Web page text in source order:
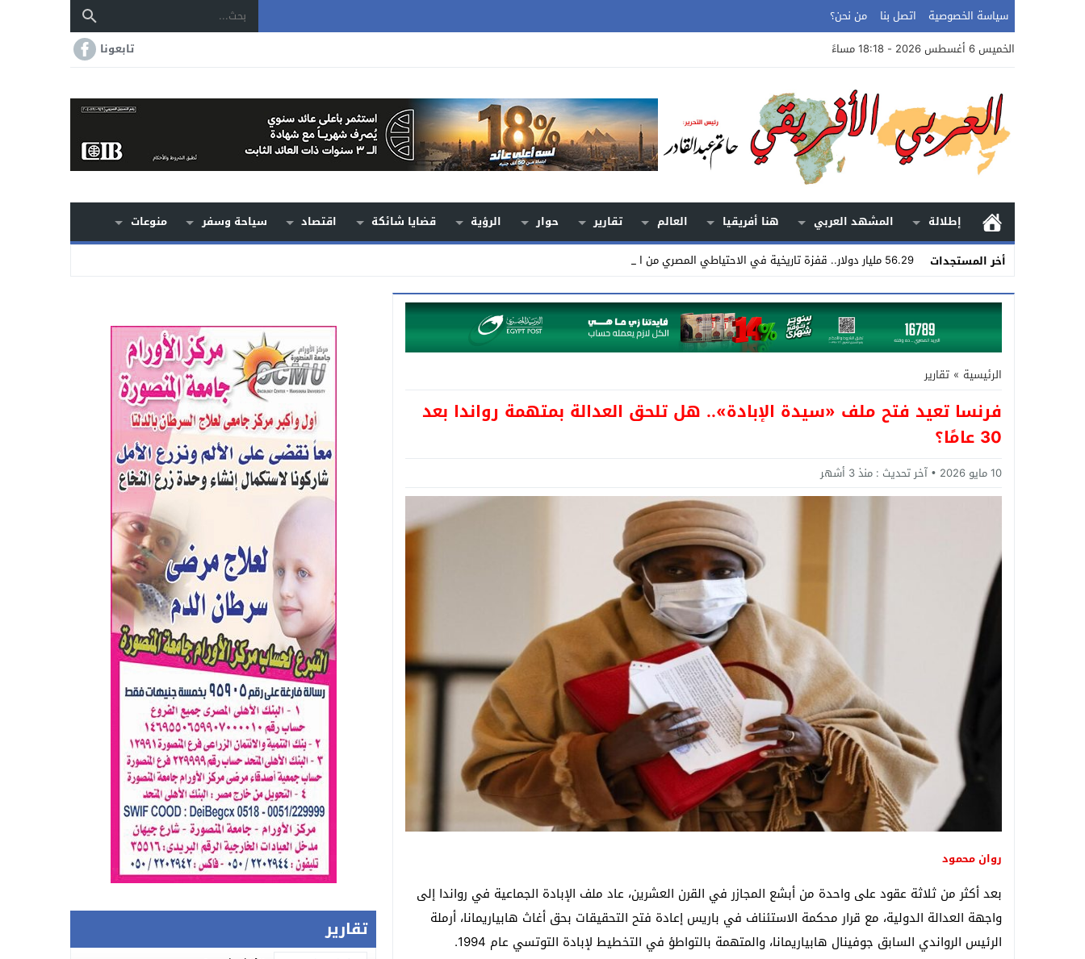
سياسة الخصوصية اتصل بنا
من نحن؟
الخميس 6 أغسطس 2026 - 18:18 مساءً
تابعونا
إطلالة المشهد العربي هنا أفريقيا العالم تقارير حوار الرؤية قضايا شائكة اقتصاد سياحة وسفر
منوعات
أخر المستجدات
56.29 مليار دولار.. قفزة تاريخية في الاحتياطي المصري من النقد الأجنبي _
Stop
Previous
Next
الرئيسية » تقارير
فرنسا تعيد فتح ملف «سيدة الإبادة».. هل تلحق العدالة بمتهمة رواندا بعد
30 عامًا؟
10 مايو 2026 آخر تحديث : منذ 3 أشهر
روان محمود
بعد أكثر من ثلاثة عقود على واحدة من أبشع المجازر في القرن العشرين، عاد ملف الإبادة الجماعية في رواندا إلى
واجهة العدالة الدولية، مع قرار محكمة الاستئناف في باريس إعادة فتح التحقيقات بحق أغاث هابياريمانا، أرملة
الرئيس الرواندي السابق جوفينال هابياريمانا، والمتهمة بالتواطؤ في التخطيط لإبادة التوتسي عام 1994.
تقارير